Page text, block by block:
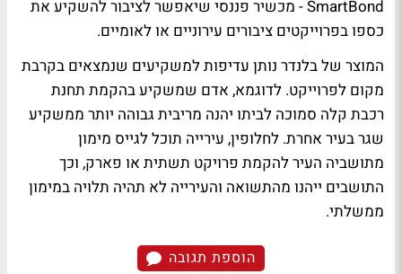
SmartBond - מכשיר פננסי שיאפשר לציבור להשקיע את
כספו בפרוייקטים ציבורים עירוניים או לאומיים.
המוצר של בלנדר נותן עדיפות למשקיעים שנמצאים בקרבת
מקום לפרוייקט. לדוגמא, אדם שמשקיע בהקמת תחנת
רכבת קלה סמוכה לביתו יהנה מריבית גבוהה יותר ממשקיע
שגר בעיר אחרת. לחלופין, עירייה תוכל לגייס מימון
מתושביה העיר להקמת פרויקט תשתית או פארק, וכך
התושבים ייהנו מהתשואה והעירייה לא תהיה תלויה במימון
ממשלתי.
הוספת תגובה